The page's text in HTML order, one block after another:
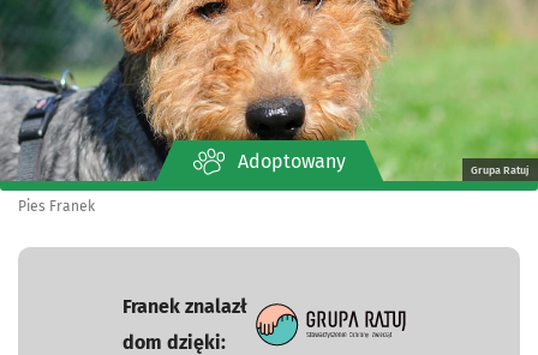
Grupa Ratuj
Adoptowany
Pies Franek
Franek znalazł
dom dzięki: